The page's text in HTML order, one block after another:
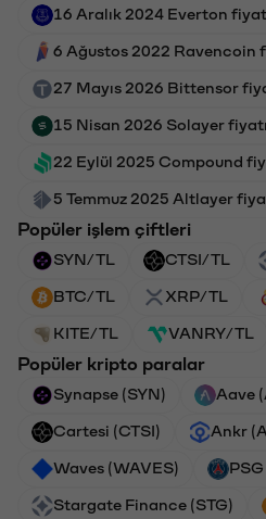
16 Aralık 2024 Everton
6 Ağustos 2022 Ravencoin
27 Mayıs 2026 Bittensor
15 Nisan 2026 Solayer fiyatı
22 Eylül 2025 Compound
5 Temmuz 2025 Altlayer
Popüler işlem çiftleri
SYN/TL CTSI/TL
BTC/TL XRP/TL
KITE/TL VANRY/TL
Popüler kripto paralar
Synapse (SYN) Aave
Cartesi (CTSI) Ankr
Waves (WAVES)
Stargate Finance (STG)